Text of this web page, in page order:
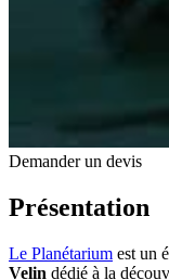
Demander un devis
Présentation
Le Planétarium est un
Velin dédié à la